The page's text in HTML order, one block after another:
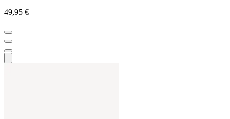
49,95 €